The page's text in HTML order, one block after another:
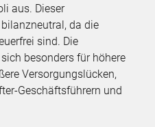
aus. Dieser
da die
sind. Die
besonders für höhere
Versorgungslücken,
Geschäftsführern und